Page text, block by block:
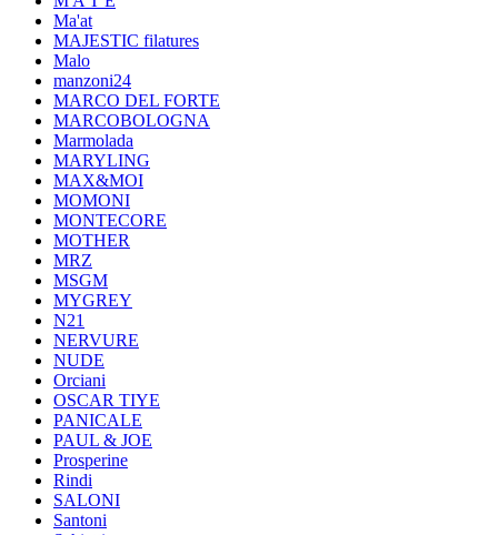
Ma'at
MAJESTIC filatures
Malo
manzoni24
MARCO DEL FORTE
MARCOBOLOGNA
Marmolada
MARYLING
MAX&MOI
MOMONI
MONTECORE
MOTHER
MRZ
MSGM
MYGREY
N21
NERVURE
NUDE
Orciani
OSCAR TIYE
PANICALE
PAUL & JOE
Prosperine
Rindi
SALONI
Santoni